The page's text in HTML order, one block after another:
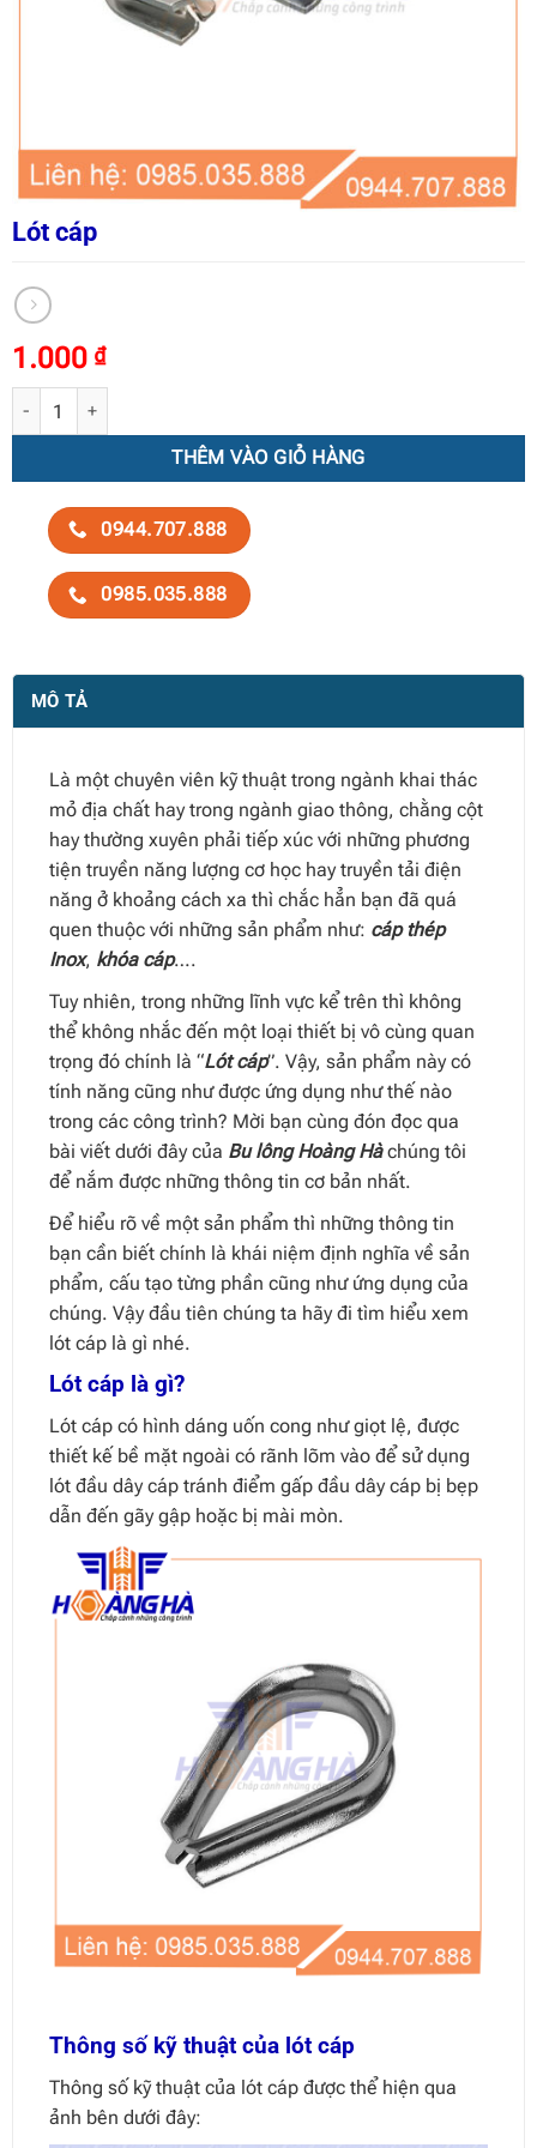
Lót cáp
1.000 ₫
Lót cáp số lượng
THÊM VÀO GIỎ HÀNG
0944.707.888
0985.035.888
MÔ TẢ
Là một chuyên viên kỹ thuật trong ngành khai thác
mỏ địa chất hay trong ngành giao thông, chằng cột
hay thường xuyên phải tiếp xúc với những phương
tiện truyền năng lượng cơ học hay truyền tải điện
năng ở khoảng cách xa thì chắc hẳn bạn đã quá
quen thuộc với những sản phẩm như: cáp thép
Inox, khóa cáp….
Tuy nhiên, trong những lĩnh vực kể trên thì không
thể không nhắc đến một loại thiết bị vô cùng quan
trọng đó chính là “Lót cáp”. Vậy, sản phẩm này có
tính năng cũng như được ứng dụng như thế nào
trong các công trình? Mời bạn cùng đón đọc qua
bài viết dưới đây của Bu lông Hoàng Hàchúng tôi
để nắm được những thông tin cơ bản nhất.
Để hiểu rõ về một sản phẩm thì những thông tin
bạn cần biết chính là khái niệm định nghĩa về sản
phẩm, cấu tạo từng phần cũng như ứng dụng của
chúng. Vậy đầu tiên chúng ta hãy đi tìm hiểu xem
lót cáp là gì nhé.
Lót cáp là gì?
Lót cáp có hình dáng uốn cong như giọt lệ, được
thiết kế bề mặt ngoài có rãnh lõm vào để sử dụng
lót đầu dây cáp tránh điểm gấp đầu dây cáp bị bẹp
dẫn đến gãy gập hoặc bị mài mòn.
Thông số kỹ thuật của lót cáp
Thông số kỹ thuật của lót cáp được thể hiện qua
ảnh bên dưới đây: